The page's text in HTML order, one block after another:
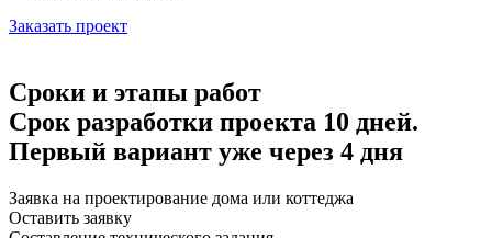
Заказать проект
Сроки и этапы работ
Срок разработки проекта 10 дней.
Первый вариант уже через 4 дня
Заявка на проектирование дома или коттеджа
Оставить заявку